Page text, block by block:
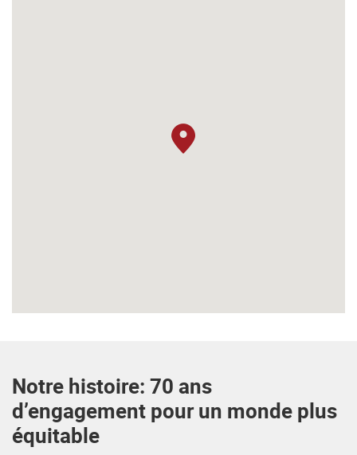
Notre histoire: 70 ans
d’engagement pour un monde plus
équitable